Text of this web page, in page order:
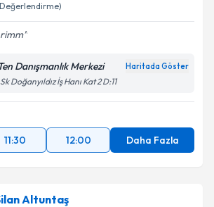
Değerlendirme)
Danışmanlık Merkezi Haritada Göster
Doğanyıldız İş Hanı Kat 2 D:11
11:30 12:00 Daha Fazla
Altuntaş